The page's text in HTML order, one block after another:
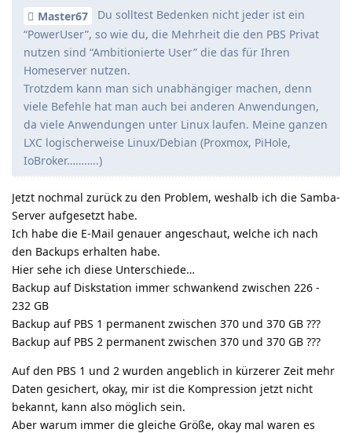
Master67
Du solltest Bedenken nicht jeder ist ein
“PowerUser”, so wie du, die Mehrheit die den PBS Privat
nutzen sind “Ambitionierte User” die das für Ihren
Homeserver nutzen.
Trotzdem kann man sich unabhängiger machen, denn
viele Befehle hat man auch bei anderen Anwendungen,
da viele Anwendungen unter Linux laufen. Meine ganzen
LXC logischerweise Linux/Debian (Proxmox, PiHole,
IoBroker………..)
Jetzt nochmal zurück zu den Problem, weshalb ich die Samba-
Server aufgesetzt habe.
Ich habe die E-Mail genauer angeschaut, welche ich nach
den Backups erhalten habe.
Hier sehe ich diese Unterschiede…
Backup auf Diskstation immer schwankend zwischen 226 -
232 GB
Backup auf PBS 1 permanent zwischen 370 und 370 GB ???
Backup auf PBS 2 permanent zwischen 370 und 370 GB ???
Auf den PBS 1 und 2 wurden angeblich in kürzerer Zeit mehr
Daten gesichert, okay, mir ist die Kompression jetzt nicht
bekannt, kann also möglich sein.
Aber warum immer die gleiche Größe, okay mal waren es